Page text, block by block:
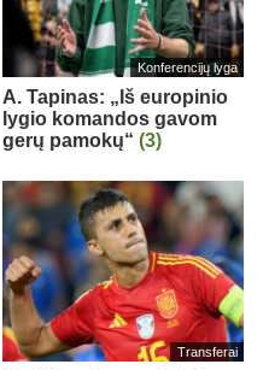
Konferencijų lyga
A. Tapinas: „Iš europinio
lygio komandos gavom
gerų pamokų“ (3)
Transferai